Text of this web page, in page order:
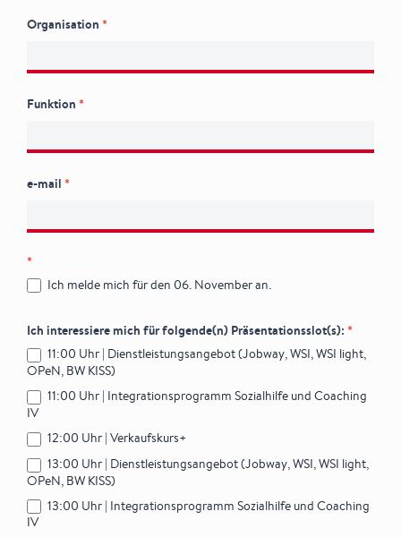
Organisation *
Funktion *
e-mail *
*
Ich melde mich für den 06. November an.
Ich interessiere mich für folgende(n) Präsentationsslot(s): *
11:00 Uhr | Dienstleistungsangebot (Jobway, WSI, WSI light,
OPeN, BW KISS)
11:00 Uhr | Integrationsprogramm Sozialhilfe und Coaching
IV
12:00 Uhr | Verkaufskurs+
13:00 Uhr | Dienstleistungsangebot (Jobway, WSI, WSI light,
OPeN, BW KISS)
13:00 Uhr | Integrationsprogramm Sozialhilfe und Coaching
IV